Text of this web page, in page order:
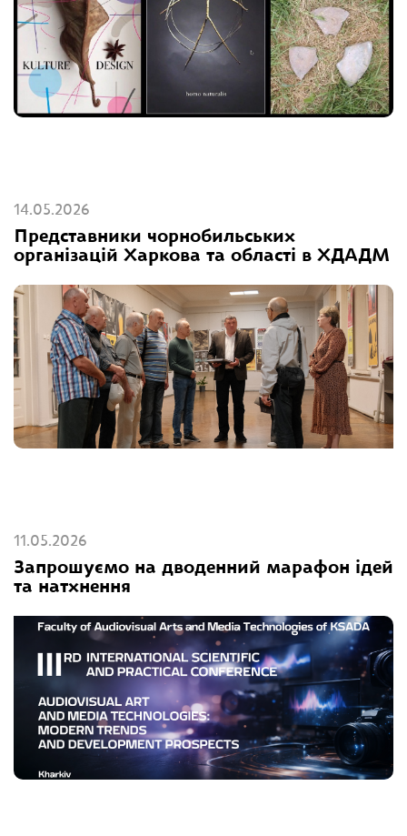
14.05.2026
Представники чорнобильських
організацій Харкова та області в ХДАДМ
11.05.2026
Запрошуємо на дводенний марафон ідей
та натхнення